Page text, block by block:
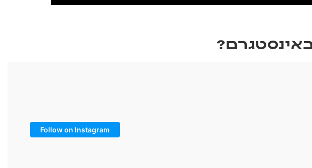
Follow on Instagram